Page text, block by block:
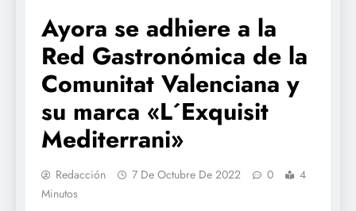
Ayora se adhiere a la
Red Gastronómica de la
Comunitat Valenciana y
su marca «L´Exquisit
Mediterrani»
Redacción 7 De Octubre De 2022 0
4
Minutos